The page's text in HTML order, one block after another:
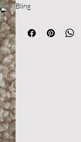
Bling